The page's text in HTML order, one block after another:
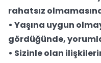
rahatsız
• Yaşına uygun
gördüğünde,
• Sizinle olan